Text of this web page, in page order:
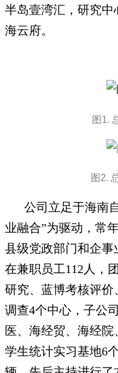
半岛壹湾汇，研究
海云府。
图1.
图2.
公司立足于海南
业融合”为驱动，常
县级党政部门和企
在兼职员工112人，
研究、蓝博考核评
调查4个中心，子公
医、海经贸、海经
学生统计实习基地6